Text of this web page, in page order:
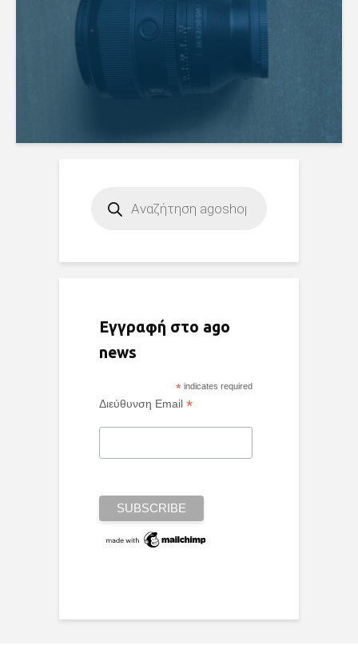
search
Εγγραφή στο ago
news
* indicates required
Διεύθυνση Email *